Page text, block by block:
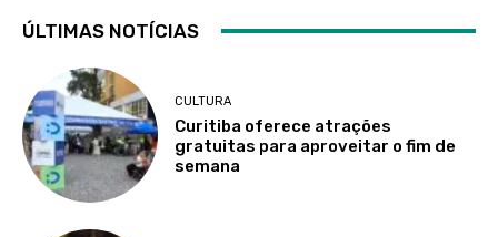
ÚLTIMAS NOTÍCIAS
CULTURA
Curitiba oferece atrações
gratuitas para aproveitar o fim de
semana